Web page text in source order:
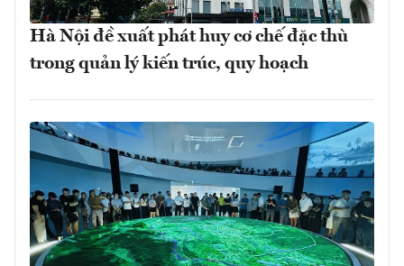
Hà Nội đề xuất phát huy cơ chế đặc thù
trong quản lý kiến trúc, quy hoạch